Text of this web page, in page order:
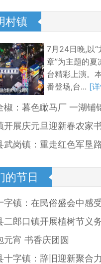
村镇
7月24日晚,以
章”为主题的
台精彩上演。
番登场,台... [
椒：暮色瞰马厂 一湖铺
展庆元旦迎新春农家书屋
岗镇：重走红色军垦路，多元赋
的节日
字镇：在民俗盛会中感
二郎口镇开展植树节义
元宵 书香庆团圆
字镇：辞旧迎新聚合力